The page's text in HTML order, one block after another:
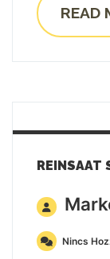
READ
Nincs